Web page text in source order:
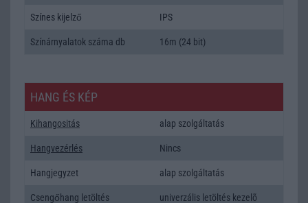
Színes kijelző IPS
Színárnyalatok száma db 16m (24 bit)
HANG ÉS KÉP
Kihangositás alap szolgáltatás
Hangvezérlés Nincs
Hangjegyzet alap szolgáltatás
Csengőhang letöltés univerzális letöltés kezelõ